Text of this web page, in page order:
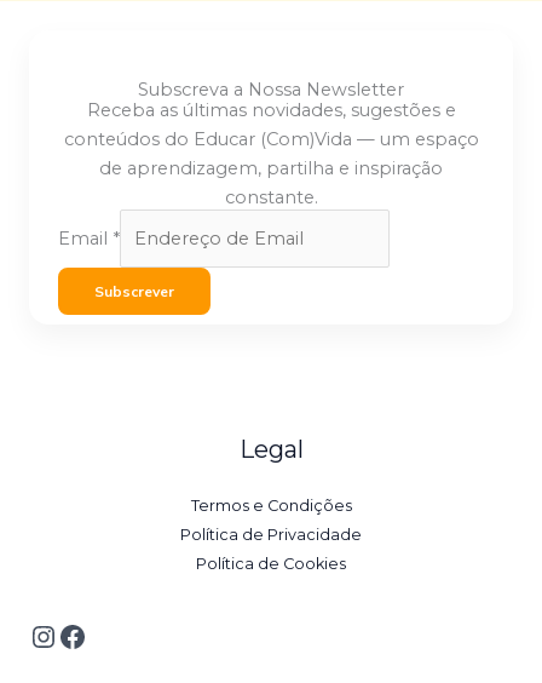
Subscreva a Nossa Newsletter
Receba as últimas novidades, sugestões e
conteúdos do Educar (Com)Vida — um espaço
de aprendizagem, partilha e inspiração
constante.
Email *
Subscrever
Legal
Termos e Condições
Política de Privacidade
Política de Cookies